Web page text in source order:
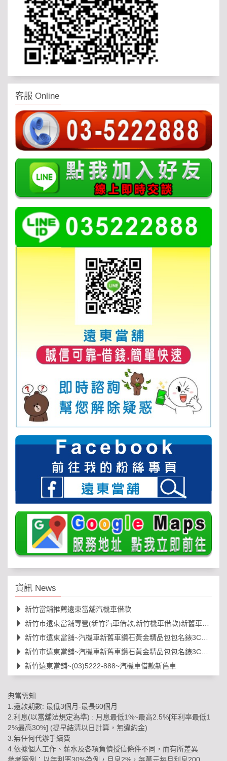
客服 Online
資訊 News
新竹當舖推薦遠東當舖汽機車借款
新竹市遠東當舖專營(新竹汽車借款,新竹機車借款)新舊車借錢
新竹市遠東當舖~汽機車新舊車鑽石黃金精品包包名錶3C借款等
新竹市遠東當舖~汽機車新舊車鑽石黃金精品包包名錶3C借款等
新竹遠東當舖~(03)5222-888~汽機車借款新舊車
典當需知
1.還款期數: 最低3個月-最長60個月
2.利息(以當舖法規定為準) : 月息最低1%~最高2.5%[年利率最低1
2%最高30%] (提早結清以日計算，無違約金)
3.無任何代辦手續費
4.依據個人工作、薪水及各項負債授信條件不同，而有所差異